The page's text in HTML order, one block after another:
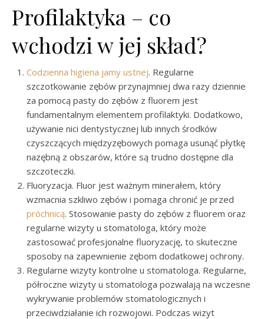
Profilaktyka – co
wchodzi w jej skład?
Codzienna higiena jamy ustnej. Regularne
szczotkowanie zębów przynajmniej dwa razy dziennie
za pomocą pasty do zębów z fluorem jest
fundamentalnym elementem profilaktyki. Dodatkowo,
używanie nici dentystycznej lub innych środków
czyszczących międzyzębowych pomaga usunąć płytkę
nazębną z obszarów, które są trudno dostępne dla
szczoteczki.
Fluoryzacja. Fluor jest ważnym minerałem, który
wzmacnia szkliwo zębów i pomaga chronić je przed
próchnicą. Stosowanie pasty do zębów z fluorem oraz
regularne wizyty u stomatologa, który może
zastosować profesjonalne fluoryzację, to skuteczne
sposoby na zapewnienie zębom dodatkowej ochrony.
Regularne wizyty kontrolne u stomatologa. Regularne,
półroczne wizyty u stomatologa pozwalają na wczesne
wykrywanie problemów stomatologicznych i
przeciwdziałanie ich rozwojowi. Podczas wizyt